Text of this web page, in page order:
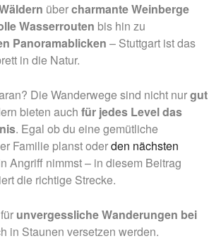
übercharmante Weinberge
Wasserrouten bis hin zu
Panoramablicken – Stuttgart ist das
in die Natur.
Die Wanderwege sind nicht nurgut
bieten auch für jedes Level das
. Egal ob du eine gemütliche
Familie planst oderden nächsten
Angriff nimmst – in diesem Beitrag
die richtige Strecke.
unvergessliche Wanderungen bei
in Staunen versetzen werden.